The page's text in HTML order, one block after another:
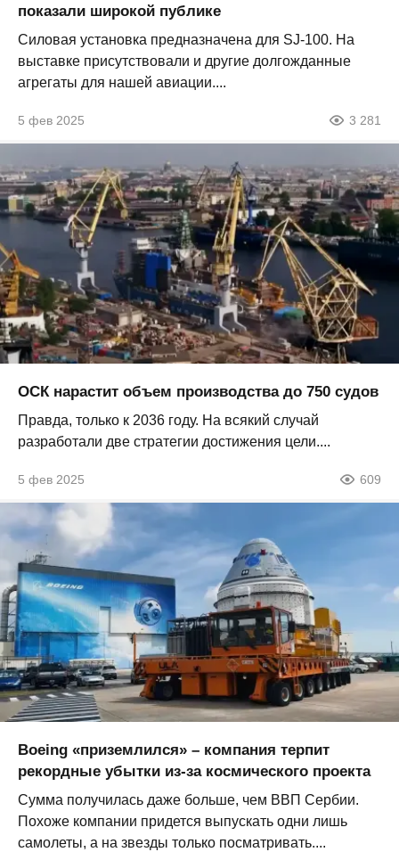
показали широкой публике
Силовая установка предназначена для SJ-100. На
выставке присутствовали и другие долгожданные
агрегаты для нашей авиации....
5 фев 2025 3 281
ОСК нарастит объем производства до 750 судов
Правда, только к 2036 году. На всякий случай
разработали две стратегии достижения цели....
5 фев 2025 609
Boeing «приземлился» – компания терпит
рекордные убытки из-за космического проекта
Сумма получилась даже больше, чем ВВП Сербии.
Похоже компании придется выпускать одни лишь
самолеты, а на звезды только посматривать....